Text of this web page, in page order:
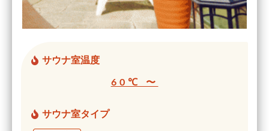
サウナ室温度
60℃ 〜
サウナ室タイプ